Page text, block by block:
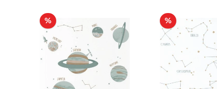
%Rabatt %Rabatt